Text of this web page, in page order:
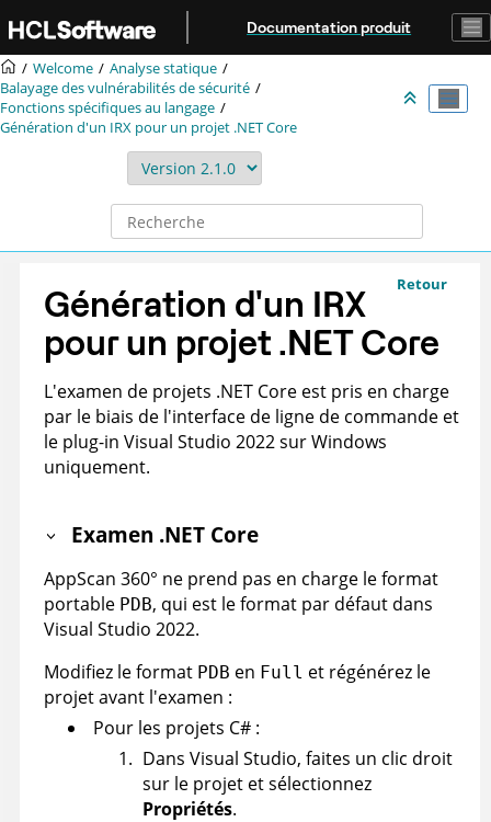
Aller au contenu principal
Documentation produit
Welcome
Analyse statique
Balayage des vulnérabilités de sécurité
Fonctions spécifiques au langage
Génération d'un IRX pour un projet .NET Core
Retour
Génération d'un IRX
pour un projet .NET Core
L'examen de projets .NET Core est pris en charge
par le biais de l'interface de ligne de commande et
le plug-in Visual Studio 2022 sur Windows
uniquement.
Examen .NET Core
AppScan 360° ne prend pas en charge le format
portable PDB, qui est le format par défaut dans
Visual Studio 2022.
Modifiez le format PDB en Full et régénérez le
projet avant l'examen :
Pour les projets C# :
Dans Visual Studio, faites un clic droit
sur le projet et sélectionnez
Propriétés.